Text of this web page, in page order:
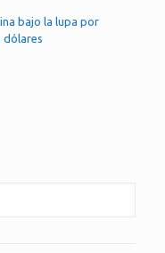
bajo la lupa por
dólares